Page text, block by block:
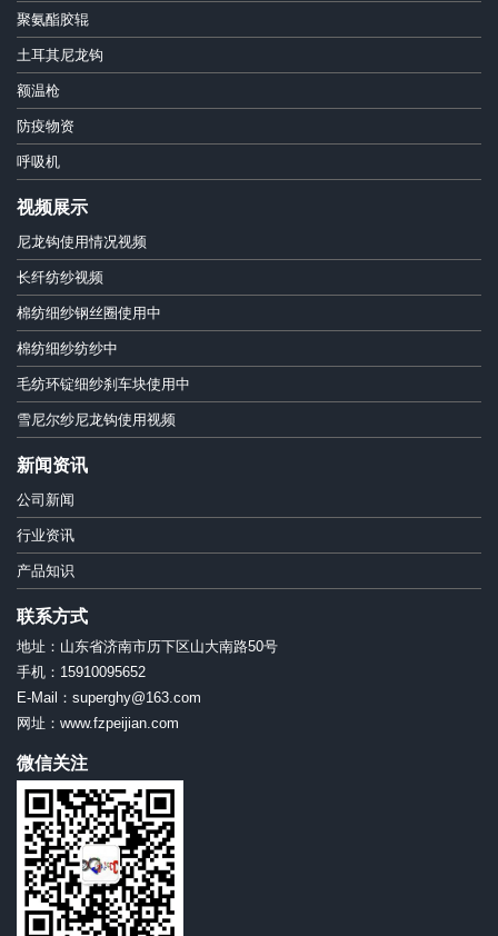
聚氨酯胶辊
土耳其尼龙钩
额温枪
防疫物资
呼吸机
视频展示
尼龙钩使用情况视频
长纤纺纱视频
棉纺细纱钢丝圈使用中
棉纺细纱纺纱中
毛纺环锭细纱刹车块使用中
雪尼尔纱尼龙钩使用视频
新闻资讯
公司新闻
行业资讯
产品知识
联系方式
地址：山东省济南市历下区山大南路50号
手机：15910095652
E-Mail：superghy@163.com
网址：www.fzpeijian.com
微信关注